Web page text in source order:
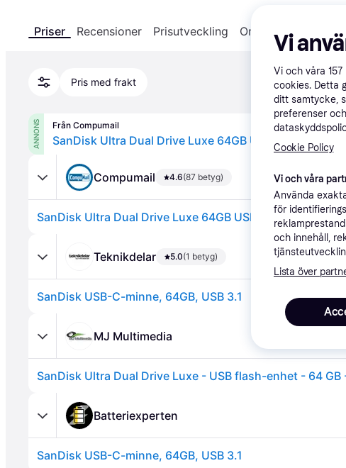
Priser Recensioner Prisutveckling Om produkten
Pris med frakt
ANNONS Från Compumail
Compumail 4.6(87 betyg)
Teknikdelar 5.0(1 betyg)
SanDisk USB-C-minne, 64GB, USB 3.1
MJ Multimedia
Batteriexperten
SanDisk USB-C-minne, 64GB, USB 3.1
Vi
Vi och våra 157
cookies. Detta
ditt samtycke,
preferenser
Cookie Policy
Vi och våra
Använda
för
och innehåll,
Lista över